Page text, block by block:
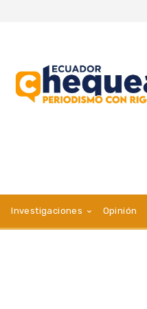
Investigaciones Opinión